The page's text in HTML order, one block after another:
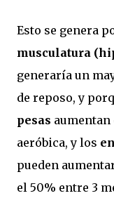
Esto se genera
musculatura
generaría un
de reposo, y
pesas aumentan
aeróbica, y los
pueden
el 50% entre 3